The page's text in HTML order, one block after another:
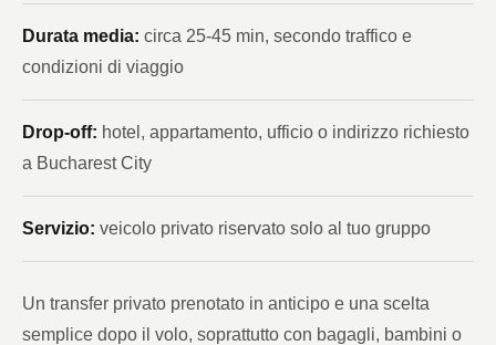
Durata media: circa 25-45 min, secondo traffico e
condizioni di viaggio
Drop-off: hotel, appartamento, ufficio o indirizzo richiesto
a Bucharest City
Servizio: veicolo privato riservato solo al tuo gruppo
Un transfer privato prenotato in anticipo e una scelta
semplice dopo il volo, soprattutto con bagagli, bambini o